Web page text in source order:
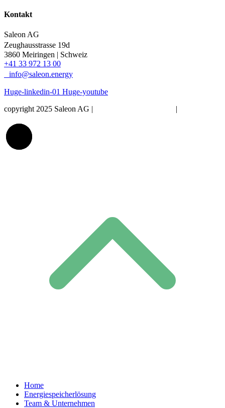
Kontakt
Saleon AG
Zeughausstrasse 19d
3860 Meiringen | Schweiz
+41 33 972 13 00
info@saleon.energy
Huge-linkedin-01 Huge-youtube
copyright 2025 Saleon AG |
|
Home
Energiespeicherlösung
Team & Unternehmen